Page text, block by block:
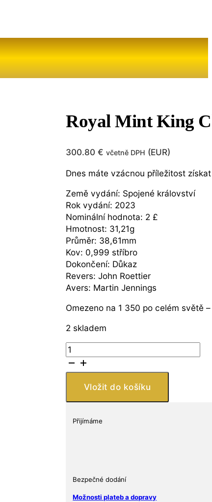
Royal Mint King
300.80€ včetně DPH (EUR)
Dnes máte vzácnou příležitost
Země vydání: Spojené království
Rok vydání: 2023
Nominální hodnota: 2 £
Hmotnost: 31,21g
Průměr: 38,61mm
Kov: 0,999 stříbro
Dokončení: Důkaz
Revers: John Roettier
Avers: Martin Jennings
Omezeno na 1 350 po celém světě
2 skladem
Royal
Mint
King
Charles
Silver
množství
Vložit do košíku
Přijímáme
Bezpečné dodání
Možnosti plateb a dopravy